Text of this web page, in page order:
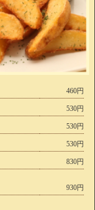
460円
530円
530円
530円
830円
930円